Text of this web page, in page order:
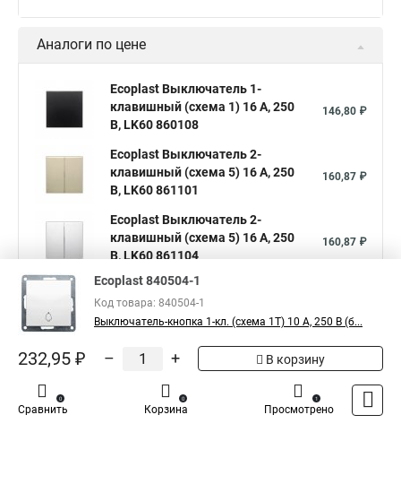
Аналоги по цене
Ecoplast Выключатель 1-
клавишный (схема 1) 16 A, 250
B, LK60 860108
146,80 ₽
Ecoplast Выключатель 2-
клавишный (схема 5) 16 A, 250
B, LK60 861101
160,87 ₽
Ecoplast Выключатель 2-
клавишный (схема 5) 16 A, 250
В, LK60 861104
160,87 ₽
1
Официальный поставщик компанииEcoplastв
Ecoplast 840504-1
Код товара: 840504-1
Выключатель-кнопка 1-кл. (схема 1Т) 10 A, 250 B (б...
232,95 ₽ – + В корзину
Сравнить
0
Корзина
0
Просмотрено
1